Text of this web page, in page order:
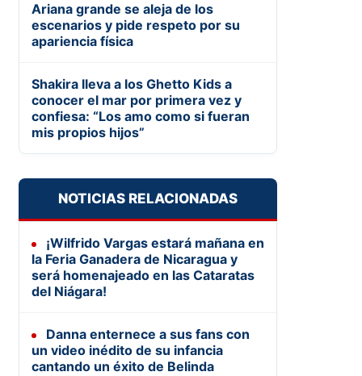
Ariana grande se aleja de los
escenarios y pide respeto por su
apariencia física
Shakira lleva a los Ghetto Kids a
conocer el mar por primera vez y
confiesa: “Los amo como si fueran
mis propios hijos”
NOTICIAS RELACIONADAS
¡Wilfrido Vargas estará mañana en
la Feria Ganadera de Nicaragua y
será homenajeado en las Cataratas
del Niágara!
Danna enternece a sus fans con
un video inédito de su infancia
cantando un éxito de Belinda